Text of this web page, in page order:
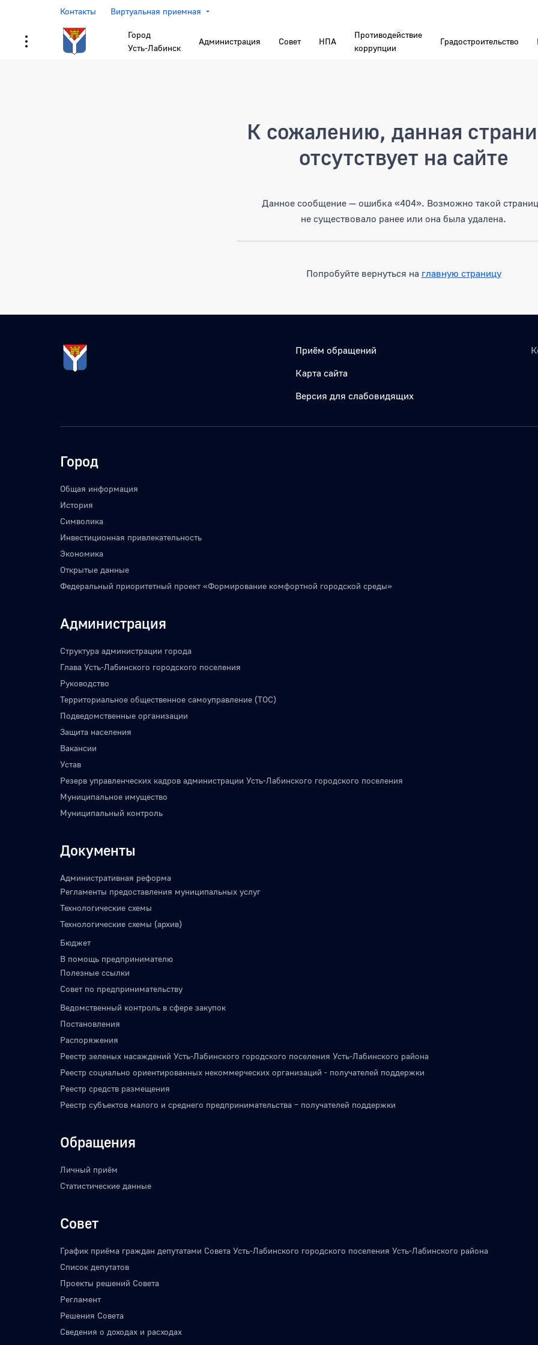
Контакты Виртуальная приемная
Город
Усть-Лабинск
Администрация Совет НПА
Противодействие
коррупции
Градостроительство
К сожалению, данная
отсутствует на сайте
Данное сообщение — ошибка «404». Возможно такой
не существовало ранее или она была удалена.
Попробуйте вернуться на главную страницу
Приём обращений
Карта сайта
Версия для слабовидящих
Город
Общая информация
История
Символика
Инвестиционная привлекательность
Экономика
Открытые данные
Федеральный приоритетный проект «Формирование комфортной городской среды»
Администрация
Структура администрации города
Глава Усть-Лабинского городского поселения
Руководство
Территориальное общественное самоуправление (ТОС)
Подведомственные организации
Защита населения
Вакансии
Устав
Резерв управленческих кадров администрации Усть-Лабинского городского поселения
Муниципальное имущество
Муниципальный контроль
Документы
Административная реформа
Регламенты предоставления муниципальных услуг
Технологические схемы
Технологические схемы (архив)
Бюджет
В помощь предпринимателю
Полезные ссылки
Совет по предпринимательству
Ведомственный контроль в сфере закупок
Постановления
Распоряжения
Реестр зеленых насаждений Усть-Лабинского городского поселения Усть-Лабинского района
Реестр социально ориентированных некоммерческих организаций - получателей поддержки
Реестр средств размещения
Реестр субъектов малого и среднего предпринимательства – получателей поддержки
Обращения
Личный приём
Статистические данные
Совет
График приёма граждан депутатами Совета Усть-Лабинского городского поселения Усть-Лабинского района
Список депутатов
Проекты решений Совета
Регламент
Решения Совета
Сведения о доходах и расходах